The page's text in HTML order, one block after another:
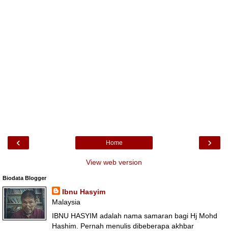
‹ ›
Home
View web version
Biodata Blogger
Ibnu Hasyim
Malaysia
IBNU HASYIM adalah nama samaran bagi Hj Mohd
Hashim. Pernah menulis dibeberapa akhbar